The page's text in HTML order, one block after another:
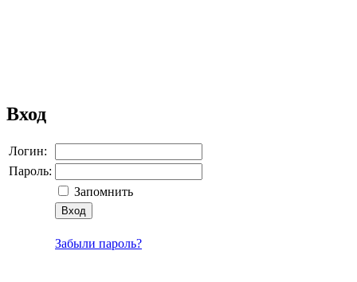
Вход
Логин:
Пароль:
Запомнить
Забыли пароль?